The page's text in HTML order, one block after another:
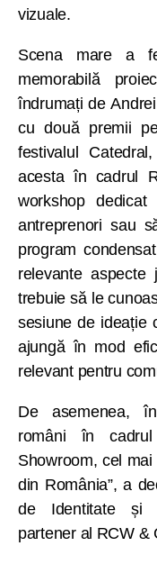
vizuale.
Scena mare a
memorabilă
îndrumați de
cu două premii
festivalul
acesta în cadrul
workshop
antreprenori sau
program
relevante
trebuie să le
sesiune de ideație
ajungă în mod
relevant pentru
De asemenea,
români în cadrul
Showroom, cel
din România”, a
de Identitate și
partener al RCW &